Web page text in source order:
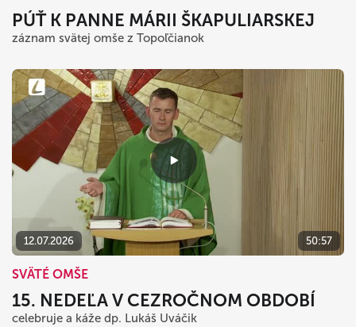
PÚŤ K PANNE MÁRII ŠKAPULIARSKEJ
záznam svätej omše z Topoľčianok
12.07.2026 50:57
SVÄTÉ OMŠE
15. NEDEĽA V CEZROČNOM OBDOBÍ
celebruje a káže dp. Lukáš Uváčik